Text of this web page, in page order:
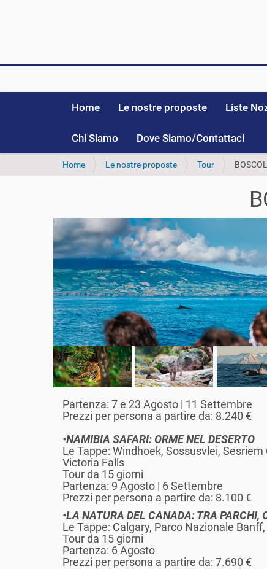
Home Le nostre proposte Liste
Chi Siamo Dove Siamo/Contattaci
T
q
u
i
:
Home Le nostre proposte Tour
Partenza: 7 e 23 Agosto | 11 Settembre
Prezzi per persona a partire da: 8.240 €
•NAMIBIA SAFARI: ORME NEL DESERTO
Le Tappe: Windhoek, Sossusvlei,
Victoria Falls
Tour da 15 giorni
Partenza: 9 Agosto | 6 Settembre
Prezzi per persona a partire da: 8.100 €
•LA NATURA DEL CANADA: TRA PARCHI,
Le Tappe: Calgary, Parco Nazionale
Tour da 15 giorni
Partenza: 6 Agosto
Prezzi per persona a partire da: 7.690 €